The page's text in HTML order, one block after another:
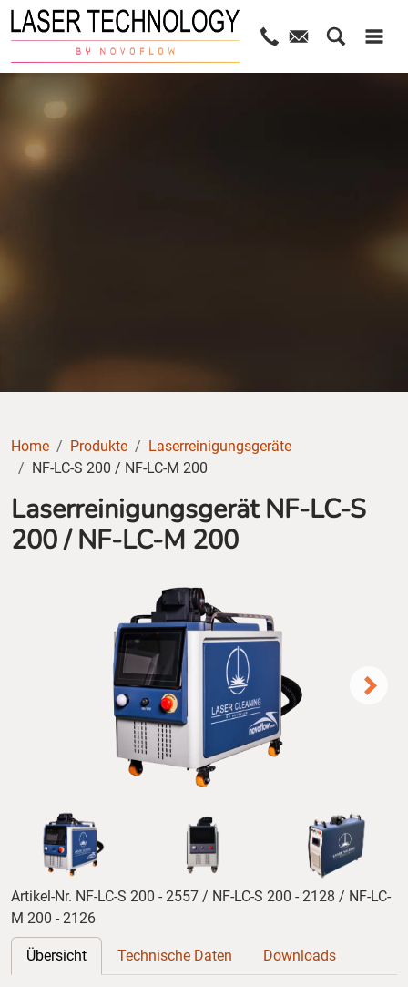
Home Produkte
Laserreinigungsgeräte
NF-LC-S 200 / NF-LC-M 200
Laserreinigungsgerät NF-LC-S
200 / NF-LC-M 200
Artikel-Nr. NF-LC-S 200 - 2557 / NF-LC-S 200 - 2128 / NF-LC-
M 200 - 2126
Übersicht Technische Daten Downloads